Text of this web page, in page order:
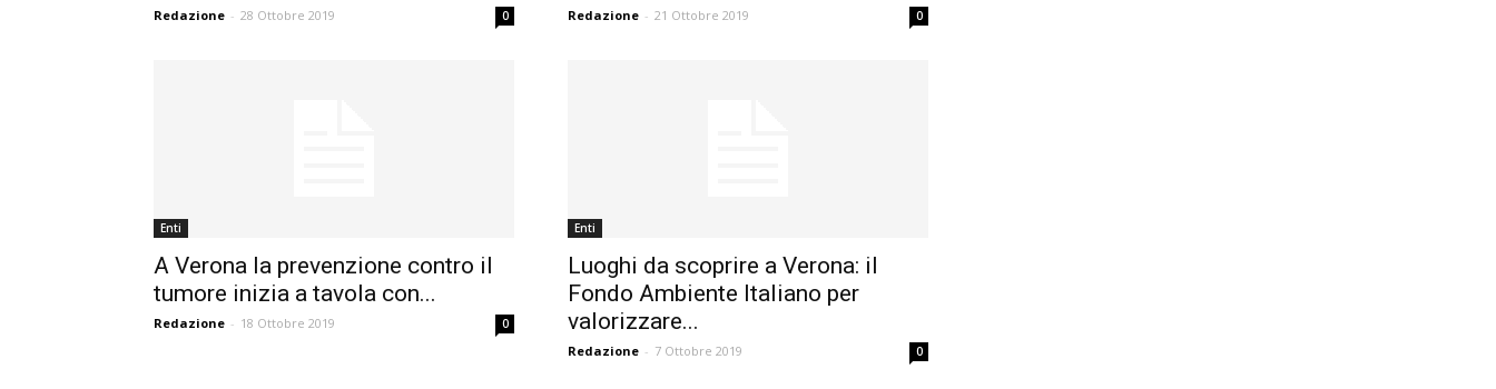
Redazione - 28 Ottobre 2019 0 Redazione - 21 Ottobre 2019 0
Enti
A Verona la prevenzione contro il
tumore inizia a tavola con...
Redazione - 18 Ottobre 2019 0
Enti
Luoghi da scoprire a Verona: il
Fondo Ambiente Italiano per
valorizzare...
Redazione - 7 Ottobre 2019 0